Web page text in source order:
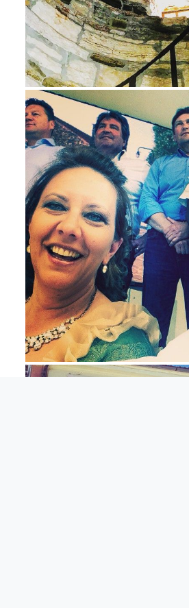
Ago 3
Mag 23